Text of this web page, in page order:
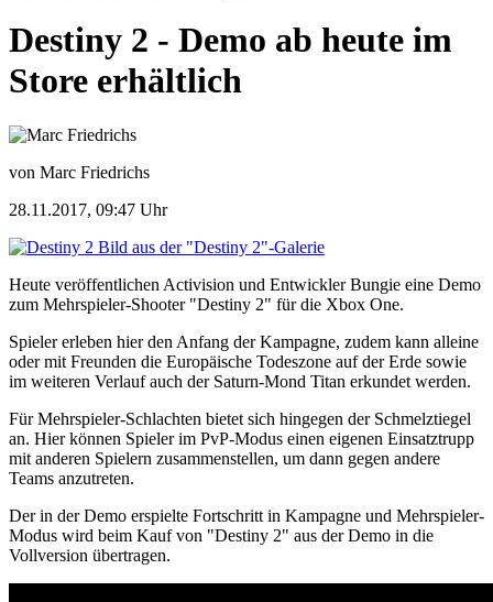
Destiny 2 - Demo ab heute im
Store erhältlich
von Marc Friedrichs
28.11.2017, 09:47 Uhr
Bild aus der "Destiny 2"-Galerie
Heute veröffentlichen Activision und Entwickler Bungie eine Demo
zum Mehrspieler-Shooter "Destiny 2" für die Xbox One.
Spieler erleben hier den Anfang der Kampagne, zudem kann alleine
oder mit Freunden die Europäische Todeszone auf der Erde sowie
im weiteren Verlauf auch der Saturn-Mond Titan erkundet werden.
Für Mehrspieler-Schlachten bietet sich hingegen der Schmelztiegel
an. Hier können Spieler im PvP-Modus einen eigenen Einsatztrupp
mit anderen Spielern zusammenstellen, um dann gegen andere
Teams anzutreten.
Der in der Demo erspielte Fortschritt in Kampagne und Mehrspieler-
Modus wird beim Kauf von "Destiny 2" aus der Demo in die
Vollversion übertragen.